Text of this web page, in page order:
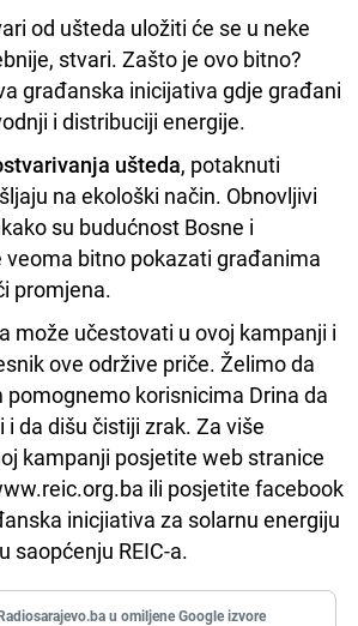
od ušteda uložiti će se u neke
stvari. Zašto je ovo bitno?
građanska inicijativa gdje građani
i distribuciji energije.
ušteda, potaknuti
na ekološki način. Obnovljivi
su budućnost Bosne i
veoma bitno pokazati građanima
promjena.
može učestovati u ovoj kampanji i
ove održive priče. Želimo da
korisnicima Drina da
da dišu čistiji zrak. Za više
kampanji posjetite web stranice
ili posjetite facebook
inicjiativa za solarnu energiju
saopćenju REIC-a.
u omiljene Google izvore